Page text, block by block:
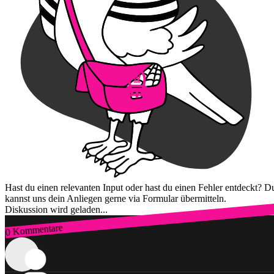
Hast du einen relevanten Input oder hast du einen Fehler entdeckt?
kannst uns dein Anliegen gerne via Formular übermitteln.
Diskussion wird geladen...
0 Kommentare
Zum Login